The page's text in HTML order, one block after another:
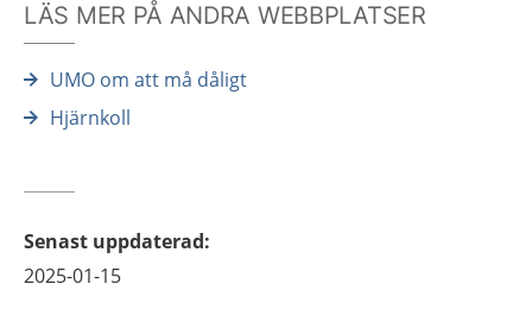
LÄS MER PÅ ANDRA WEBBPLATSER
UMO om att må dåligt
Hjärnkoll
Senast uppdaterad:
2025-01-15